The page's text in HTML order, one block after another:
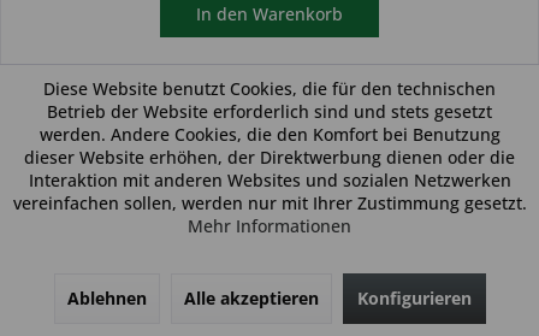
In den Warenkorb
Merken
Diese Website benutzt Cookies, die für den technischen
Betrieb der Website erforderlich sind und stets gesetzt
werden. Andere Cookies, die den Komfort bei Benutzung
dieser Website erhöhen, der Direktwerbung dienen oder die
Interaktion mit anderen Websites und sozialen Netzwerken
vereinfachen sollen, werden nur mit Ihrer Zustimmung gesetzt.
Mehr Informationen
Ablehnen Alle akzeptieren Konfigurieren